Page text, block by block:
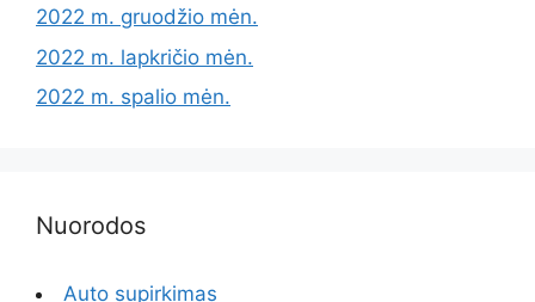
2022 m. gruodžio mėn.
2022 m. lapkričio mėn.
2022 m. spalio mėn.
Nuorodos
Auto supirkimas